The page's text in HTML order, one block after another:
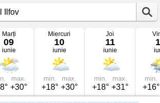
Marți
09
iunie
max.
+30°
Miercuri
10
iunie
min.
+18°
max.
+30°
Joi
11
iunie
min.
+18°
max.
+31°
min.
+16°